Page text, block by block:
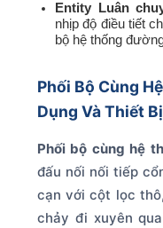
Entity Luân
nhịp độ điều tiết
bộ hệ thống
Phối Bộ Cùng
Dụng Và Thiết
Phối bộ cùng hệ
đấu nối nối tiếp
cạn với cột lọc thô,
chảy đi xuyên